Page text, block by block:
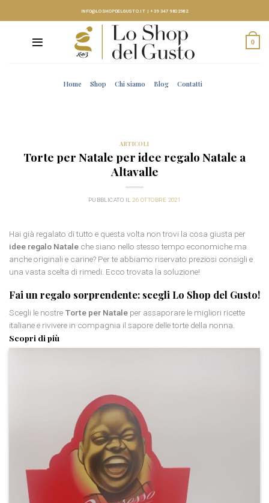
INFO@LOSHOPDELGUSTO.IT |+39 347 9802982
0
Home Shop Chi siamo Blog Contatti
ARTICOLI
Torte per Natale per idee regalo Natale a
Altavalle
PUBBLICATO IL26 OTTOBRE 2021
Hai già regalato di tutto e questa volta non trovi la cosa giusta per
idee regalo Natale che siano nello stesso tempo economiche ma
anche originali e carine? Per te abbiamo riservato preziosi consigli e
una vasta scelta di rimedi. Ecco trovata la soluzione!
Fai un regalo sorprendente: scegli Lo Shop del Gusto!
Scegli le nostre Torte per Natale per assaporare le migliori ricette
italiane e rivivere in compagnia il sapore delle torte della nonna.
Scopri di più